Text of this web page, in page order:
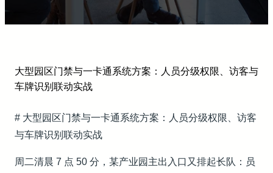
大型园区门禁与一卡通系统方案：人员分级权限、访客与
车牌识别联动实战
# 大型园区门禁与一卡通系统方案：人员分级权限、访客
与车牌识别联动实战
周二清晨 7 点 50 分，某产业园主出入口又排起长队：员